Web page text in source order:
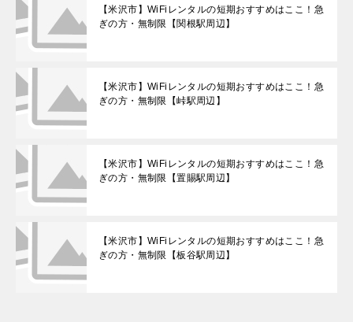
【米沢市】WiFiレンタルの短期おすすめはここ！急
ぎの方・無制限【関根駅周辺】
【米沢市】WiFiレンタルの短期おすすめはここ！急
ぎの方・無制限【峠駅周辺】
【米沢市】WiFiレンタルの短期おすすめはここ！急
ぎの方・無制限【置賜駅周辺】
【米沢市】WiFiレンタルの短期おすすめはここ！急
ぎの方・無制限【板谷駅周辺】